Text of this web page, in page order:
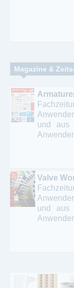
Magazine &
und aus
Valve
und aus